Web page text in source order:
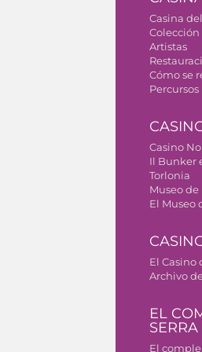
Casina
Colección
Artistas
Cómo se
Percursos
Casino
Il Bunker
Torlonia
Museo de
El Museo
El Casino
Archivo
EL
El